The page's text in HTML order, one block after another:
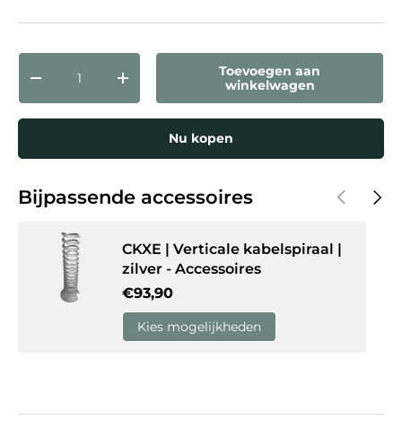
Aantal
Verlaag de hoeveelheidVerhoog de hoeveelheid
Toevoegen aan
winkelwagen
Nu kopen
Bijpassende accessoires Vorige
CKXE | Verticale kabelspiraal |
zilver - Accessoires
Reguliere prijs
€93,90
Kies mogelijkheden